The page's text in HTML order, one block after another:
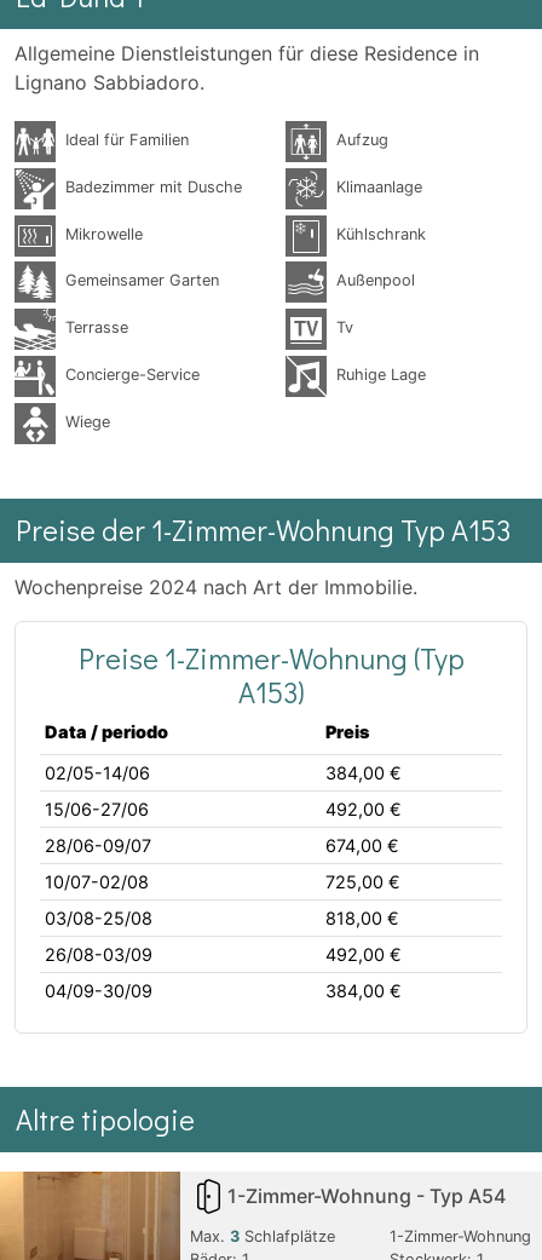
Allgemeine Dienstleistungen für diese Residence in
Lignano Sabbiadoro.
Ideal für Familien Aufzug
Badezimmer mit Dusche Klimaanlage
Mikrowelle Kühlschrank
Gemeinsamer Garten Außenpool
Terrasse Tv
Concierge-Service Ruhige Lage
Wiege
Preise der 1-Zimmer-Wohnung Typ A153
Wochenpreise 2024 nach Art der Immobilie.
Preise 1-Zimmer-Wohnung (Typ
A153)
Data / periodo
Preis
02/05-14/06
384,00 €
15/06-27/06
492,00 €
28/06-09/07
674,00 €
10/07-02/08
725,00 €
03/08-25/08
818,00 €
26/08-03/09
492,00 €
04/09-30/09
384,00 €
Altre tipologie
1-Zimmer-Wohnung - Typ A54
Max.3 Schlafplätze
1-Zimmer-Wohnung